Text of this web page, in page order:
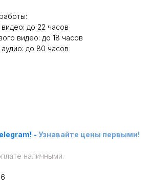
до 22 часов
видео: до 18 часов
до 80 часов
- Узнавайте цены первыми!
наличными.